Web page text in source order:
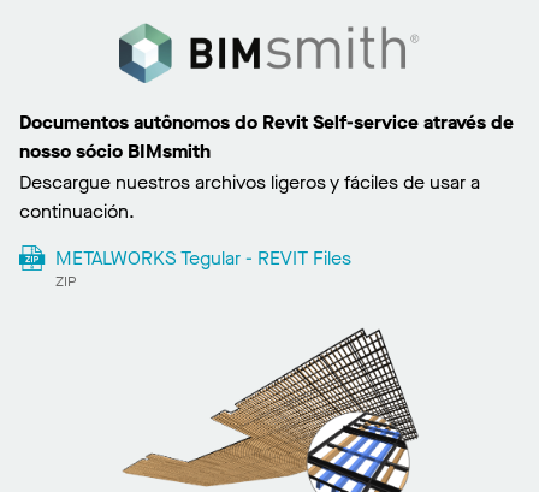
Documentos autônomos do Revit Self-service através de
nosso sócio BIMsmith
Descargue nuestros archivos ligeros y fáciles de usar a
continuación.
METALWORKS Tegular - REVIT Files
ZIP